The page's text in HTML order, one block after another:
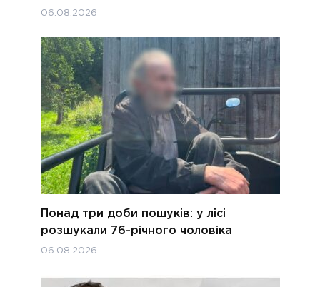
06.08.2026
Понад три доби пошуків: у лісі
розшукали 76-річного чоловіка
06.08.2026